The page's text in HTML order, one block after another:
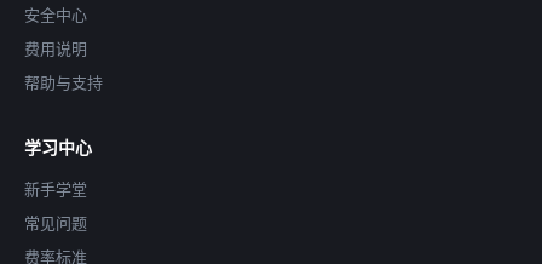
安全中心
费用说明
帮助与支持
学习中心
新手学堂
常见问题
费率标准